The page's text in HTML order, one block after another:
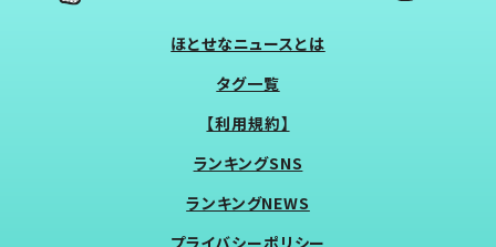
ほとせなニュースとは
タグ一覧
【利用規約】
ランキングSNS
ランキングNEWS
プライバシーポリシー